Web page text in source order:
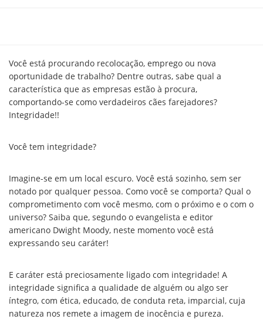
Você está procurando recolocação, emprego ou nova
oportunidade de trabalho? Dentre outras, sabe qual a
característica que as empresas estão à procura,
comportando-se como verdadeiros cães farejadores?
Integridade!!
Você tem integridade?
Imagine-se em um local escuro. Você está sozinho, sem ser
notado por qualquer pessoa. Como você se comporta? Qual o
comprometimento com você mesmo, com o próximo e o com o
universo? Saiba que, segundo o evangelista e editor
americano Dwight Moody, neste momento você está
expressando seu caráter!
E caráter está preciosamente ligado com integridade! A
integridade significa a qualidade de alguém ou algo ser
íntegro, com ética, educado, de conduta reta, imparcial, cuja
natureza nos remete a imagem de inocência e pureza.